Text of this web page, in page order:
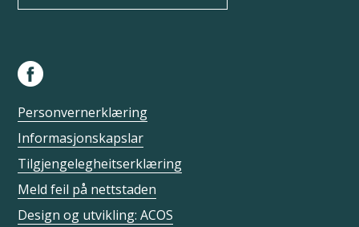
Personvernerklæring
Informasjonskapslar
Tilgjengelegheitserklæring
Meld feil på nettstaden
Design og utvikling: ACOS